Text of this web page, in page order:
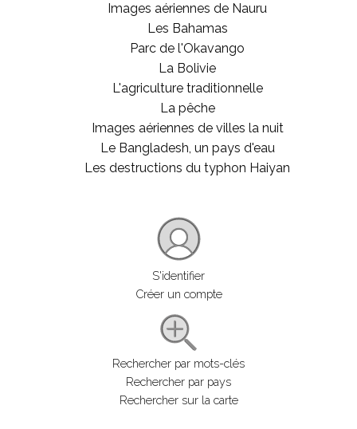
Images aériennes de Nauru
Les Bahamas
Parc de l'Okavango
La Bolivie
L'agriculture traditionnelle
La pêche
Images aériennes de villes la nuit
Le Bangladesh, un pays d'eau
Les destructions du typhon Haiyan
S'identifier
Créer un compte
Rechercher par mots-clés
Rechercher par pays
Rechercher sur la carte